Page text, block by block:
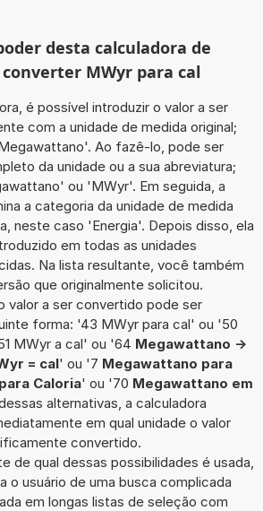
desta calculadora de
MWyr para cal
é possível introduzir o valor a ser
com a unidade de medida original;
Ao fazê-lo, pode ser
da unidade ou a sua abreviatura;
ou 'MWyr'. Em seguida, a
a categoria da unidade de medida
neste caso 'Energia'. Depois disso, ela
em todas as unidades
Na lista resultante, você também
que originalmente solicitou.
valor a ser convertido pode ser
forma: '43 MWyr para cal' ou '50
MWyr a cal' ou '64 Megawattano ->
= cal' ou '7 Megawattano para
Caloria' ou '70 Megawattano em
alternativas, a calculadora
em qual unidade o valor
convertido.
de qual dessas possibilidades é usada,
o usuário de uma busca complicada
em longas listas de seleção com